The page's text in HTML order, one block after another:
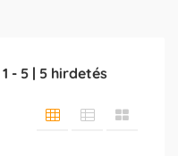
1 - 5| 5hirdetés